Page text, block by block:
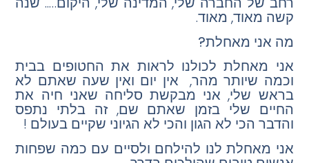
קשה מאוד, מאוד.
מה אני מאחלת?
אני מאחלת לכולנו לראות את החטופים בבית
וכמה שיותר מהר, אין יום ואין שעה שאתם לא
בראש שלי, אני מבקשת סליחה שאני חיה את
החיים שלי בזמן שאתם שם, זה בלתי נתפס
והדבר הכי לא הגון והכי לא הגיוני שקיים בעולם !
אני מאחלת לנו להילחם ולסיים עם כמה שפחות